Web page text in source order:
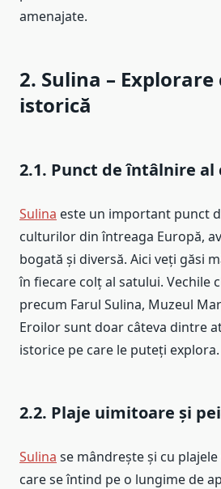
amenajate.
2. Sulina –
istorică
2.1. Punct de întâlnire
Sulina este un important punct
culturilor din întreaga Europă,
bogată și diversă. Aici veți găsi
în fiecare colț al satului. Vechile
precum Farul Sulina, Muzeul
Eroilor sunt doar câteva dintre
istorice pe care le puteți explora.
2.2. Plaje uimitoare și
Sulina se mândrește și cu
care se întind pe o lungime de